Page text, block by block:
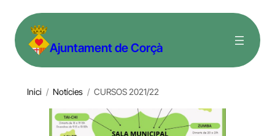
contingut Ajuntament de Corçà
Inici / Notícies / CURSOS 2021/22